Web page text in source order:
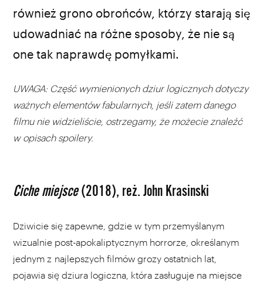
również grono obrońców, którzy starają się
udowadniać na różne sposoby, że nie są
one tak naprawdę pomyłkami.
UWAGA: Część wymienionych dziur logicznych dotyczy
ważnych elementów fabularnych, jeśli zatem danego
filmu nie widzieliście, ostrzegamy, że możecie znaleźć
w opisach spoilery.
Ciche miejsce(2018), reż. John Krasinski
Dziwicie się zapewne, gdzie w tym przemyślanym
wizualnie post-apokaliptycznym horrorze, określanym
jednym z najlepszych filmów grozy ostatnich lat,
pojawia się dziura logiczna, która zasługuje na miejsce